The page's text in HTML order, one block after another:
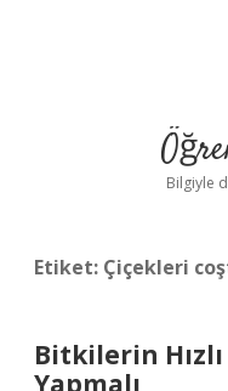
Bilgiyle
Etiket: Çiçekleri
Bitkilerin
Yapmalı